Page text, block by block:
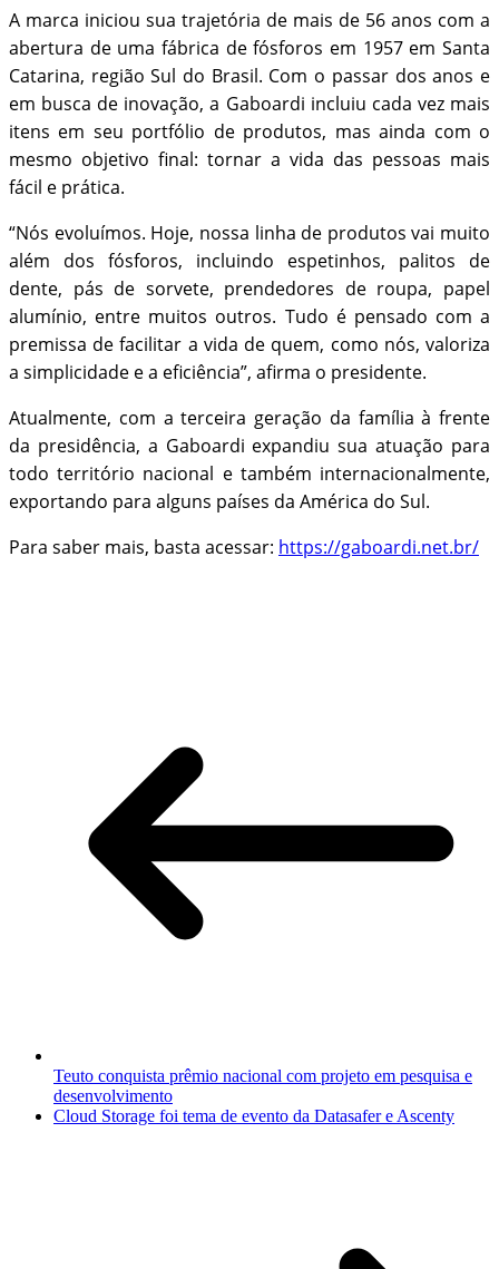
A marca iniciou sua trajetória de mais de 56 anos com a
abertura de uma fábrica de fósforos em 1957 em Santa
Catarina, região Sul do Brasil. Com o passar dos anos e
em busca de inovação, a Gaboardi incluiu cada vez mais
itens em seu portfólio de produtos, mas ainda com o
mesmo objetivo final: tornar a vida das pessoas mais
fácil e prática.
“Nós evoluímos. Hoje, nossa linha de produtos vai muito
além dos fósforos, incluindo espetinhos, palitos de
dente, pás de sorvete, prendedores de roupa, papel
alumínio, entre muitos outros. Tudo é pensado com a
premissa de facilitar a vida de quem, como nós, valoriza
a simplicidade e a eficiência”, afirma o presidente.
Atualmente, com a terceira geração da família à frente
da presidência, a Gaboardi expandiu sua atuação para
todo território nacional e também internacionalmente,
exportando para alguns países da América do Sul.
Para saber mais, basta acessar: https://gaboardi.net.br/
Teuto conquista prêmio nacional com projeto em pesquisa e
desenvolvimento
Cloud Storage foi tema de evento da Datasafer e Ascenty